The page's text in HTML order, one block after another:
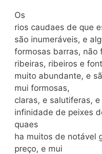
Os
rios caudaes de que
são inumeráveis, e
formosas barras, não
ribeiras, ribeiros e
muito abundante, e
mui formosas,
claras, e salutiferas,
infinidade de peixes
quaes
ha muitos de notável
preço, e mui